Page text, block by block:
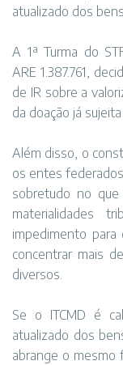
atualizado dos
A 1ª Turma do
ARE 1.387.761,
de IR sobre a
da doação já
Além disso, o
os entes
sobretudo no
materialidades
impedimento para
concentrar mais
diversos.
Se o ITCMD é
atualizado dos
abrange o mesmo